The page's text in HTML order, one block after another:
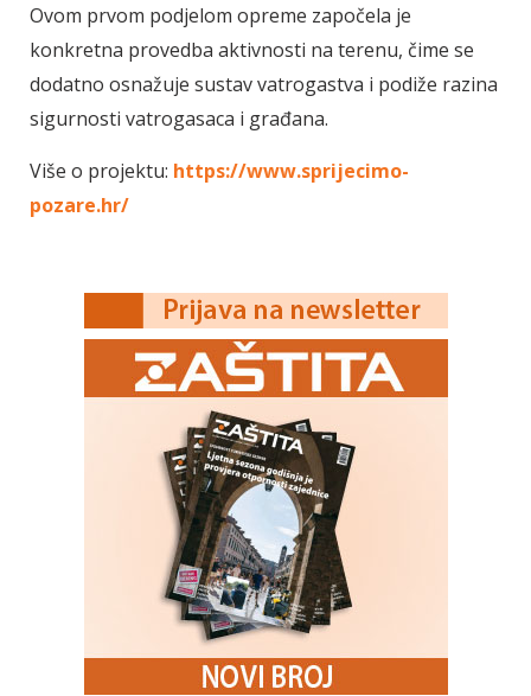
Ovom prvom podjelom opreme započela je
konkretna provedba aktivnosti na terenu, čime se
dodatno osnažuje sustav vatrogastva i podiže razina
sigurnosti vatrogasaca i građana.
Više o projektu: https://www.sprijecimo-
pozare.hr/